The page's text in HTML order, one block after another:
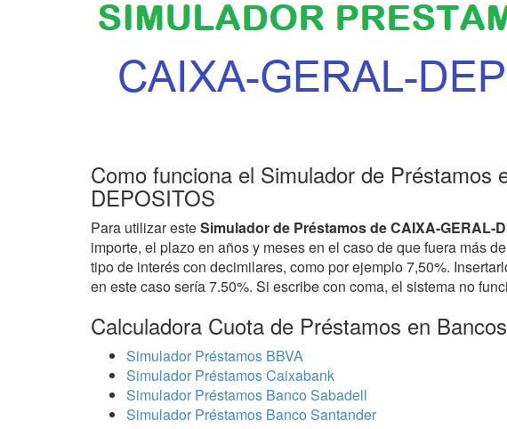
Como funciona el Simulador de Préstamos
DEPOSITOS
Para utilizar esteSimulador de Préstamos de CAIXA-GERAL-
importe, el plazo en años y meses en el caso de que fuera más
tipo de interés con decimilares, como por ejemplo 7,50%.
en este caso sería 7.50%. Si escribe con coma, el sistema no
Calculadora Cuota de Préstamos en
Simulador Préstamos BBVA
Simulador Préstamos Caixabank
Simulador Préstamos Banco Sabadell
Simulador Préstamos Banco Santander